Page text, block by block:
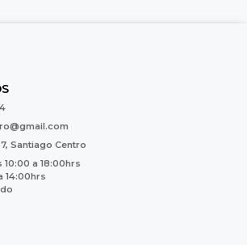
Santiago Centro
10:00 a 18:00hrs
14:00hrs